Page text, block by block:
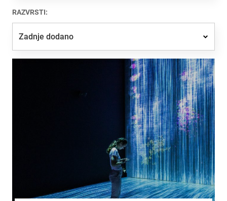
RAZVRSTI:
Zadnje dodano